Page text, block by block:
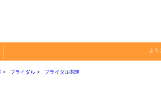
よう
ブライダル ブライダル関連